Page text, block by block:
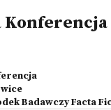
Badawczy Facta